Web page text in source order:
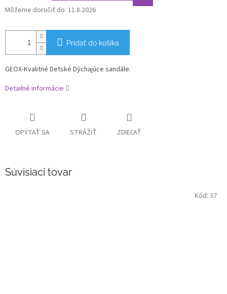
Môžeme doručiť do: 11.8.2026
Pridať do košíka
GEOX-Kvalitné Detské Dýchajúce sandále.
Detailné informácie
OPÝTAŤ SA STRÁŽIŤ ZDIEĽAŤ
Súvisiaci tovar
Kód: 37